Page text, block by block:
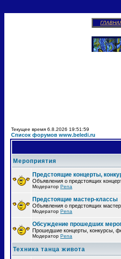
Текущее время 6.8.2026 19:51:59
Список форумов www.beledi.ru
Мероприятия
Предстоящие концерты,
Объявления о предстоящих
Модератор Pena
Предстоящие мастер-классы
Объявления о предстоящих
Модератор Pena
Обсуждение прошедших
Прошедшие концерты, конкурсы,
Модератор Pena
Техника танца живота